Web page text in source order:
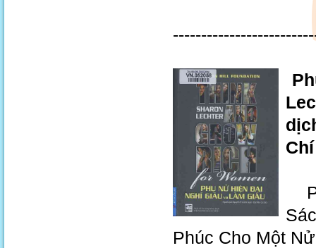
Phúc Cho Một